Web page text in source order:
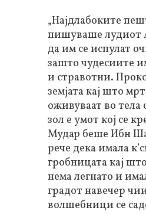
„Најдлабоките
пишуваше лудиот
да им се испулат
зашто чудесиите
и стравотни.
земјата кај што
оживуваат во тела
зол е умот кој се
Мудар беше Ибн
рече дека имала
гробницата кај
нема легнато и
градот навечер
волшебници се